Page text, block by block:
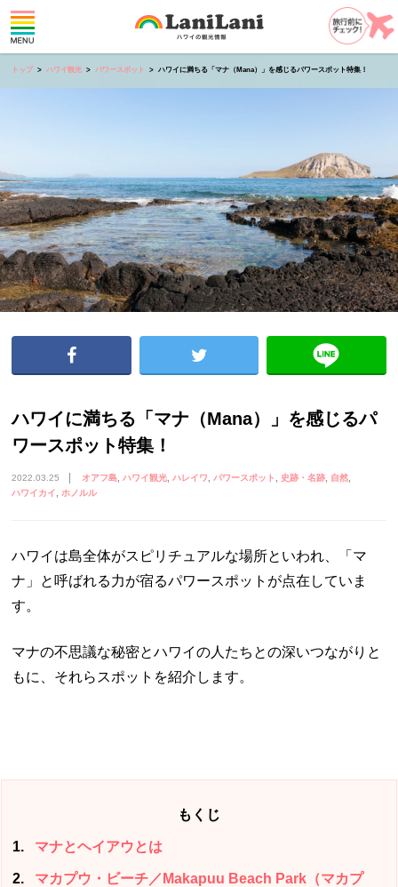
トップ ハワイ観光 パワースポット ハワイに満ちる「マナ（Mana）」を感じるパワースポット特集！
ハワイに満ちる「マナ（Mana）」を感じるパ
ワースポット特集！
2022.03.25 オアフ島 ハワイ観光 ハレイワ パワースポット 史跡・名跡
自然
ハワイカイ ホノルル
ハワイは島全体がスピリチュアルな場所といわれ、「マ
ナ」と呼ばれる力が宿るパワースポットが点在していま
す。
マナの不思議な秘密とハワイの人たちとの深いつながりと
もに、それらスポットを紹介します。
もくじ
1 マナとヘイアウとは
2
マカプウ・ビーチ／Makapuu Beach Park（マカプ